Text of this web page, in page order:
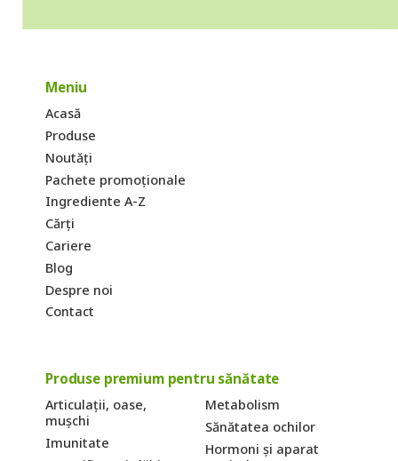
Meniu
Acasă
Produse
Noutăți
Pachete promoționale
Ingrediente A-Z
Cărți
Cariere
Blog
Despre noi
Contact
Produse premium pentru sănătate
Articulații, oase,
mușchi
Imunitate
Metabolism
Sănătatea ochilor
Hormoni și aparat